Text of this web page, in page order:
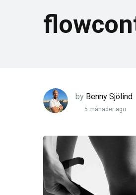
by Benny Sjölind
5 månader ago